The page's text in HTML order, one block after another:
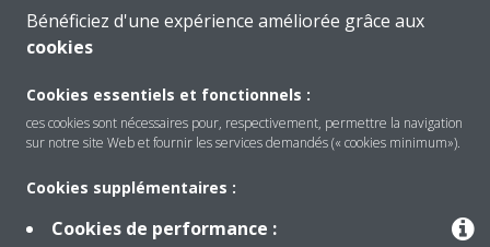
Daikin a cherché une solution CVCA éco-énergétique
évolutive pour son nouveau centre de formation situé à
LIRE LA SUITE
Bénéficiez d'une expérience améliorée grâce aux
cookies
Cookies essentiels et fonctionnels :
ces cookies sont nécessaires pour, respectivement, permettre la navigation
sur notre site Web et fournir les services demandés (« cookies minimum»).
Cookies supplémentaires :
Cookies de performance :